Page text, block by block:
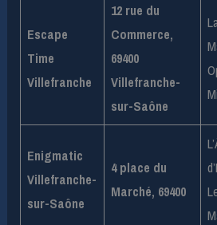
Escape
Time
Villefranche
12 rue du
Commerce,
69400
Villefranche-
sur-Saône
Enigmatic
Villefranche-
sur-Saône
4 place du
Marché, 69400